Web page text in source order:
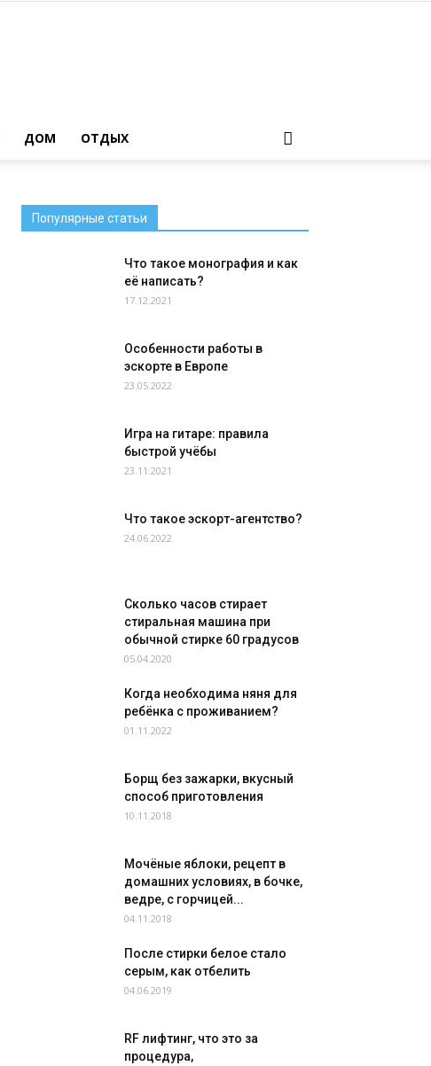
ДОМ ОТДЫХ
Популярные статьи
Что такое монография и как
её написать?
17.12.2021
Особенности работы в
эскорте в Европе
23.05.2022
Игра на гитаре: правила
быстрой учёбы
23.11.2021
Что такое эскорт-агентство?
24.06.2022
Сколько часов стирает
стиральная машина при
обычной стирке 60 градусов
05.04.2020
Когда необходима няня для
ребёнка с проживанием?
01.11.2022
Борщ без зажарки, вкусный
способ приготовления
10.11.2018
Мочёные яблоки, рецепт в
домашних условиях, в бочке,
ведре, с горчицей...
04.11.2018
После стирки белое стало
серым, как отбелить
04.06.2019
RF лифтинг, что это за
процедура,